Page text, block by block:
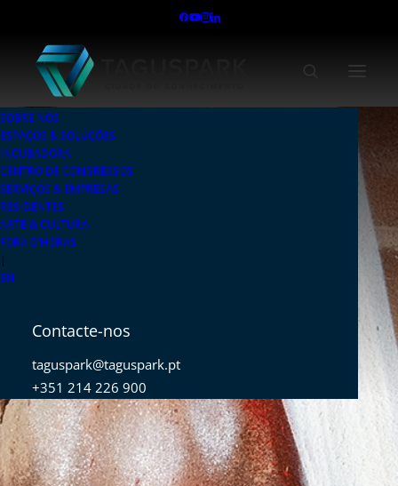
SOBRE NÓS
ESPAÇOS & SOLUÇÕES
INCUBADORA
CENTRO DE CONGRESSOS
SERVIÇOS & EMPRESAS
RESIDENTES
ARTE & CULTURA
FORA D’HORAS
|
EN
Contacte-nos
taguspark@taguspark.pt
+351 214 226 900